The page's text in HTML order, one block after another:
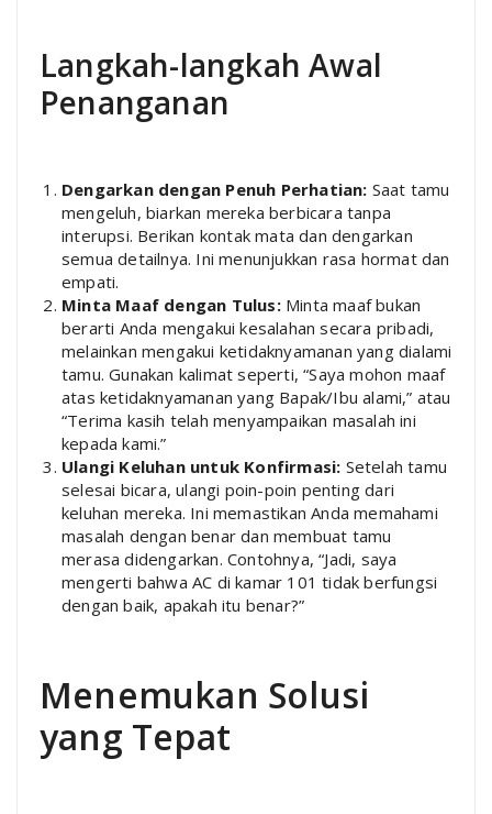
Langkah-langkah Awal
Penanganan
Dengarkan dengan Penuh Perhatian: Saat tamu
mengeluh, biarkan mereka berbicara tanpa
interupsi. Berikan kontak mata dan dengarkan
semua detailnya. Ini menunjukkan rasa hormat dan
empati.
Minta Maaf dengan Tulus:Minta maaf bukan
berarti Anda mengakui kesalahan secara pribadi,
melainkan mengakui ketidaknyamanan yang dialami
tamu. Gunakan kalimat seperti, “Saya mohon maaf
atas ketidaknyamanan yang Bapak/Ibu alami,” atau
“Terima kasih telah menyampaikan masalah ini
kepada kami.”
Ulangi Keluhan untuk Konfirmasi: Setelah tamu
selesai bicara, ulangi poin-poin penting dari
keluhan mereka. Ini memastikan Anda memahami
masalah dengan benar dan membuat tamu
merasa didengarkan. Contohnya, “Jadi, saya
mengerti bahwa AC di kamar 101 tidak berfungsi
dengan baik, apakah itu benar?”
Menemukan Solusi
yang Tepat